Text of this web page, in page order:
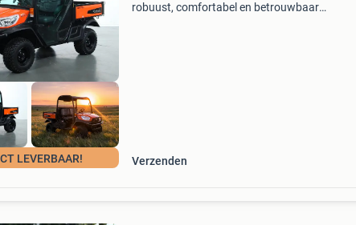
LEVERBAAR!
robuust, comfortabel en betrouwbaar
Verzenden